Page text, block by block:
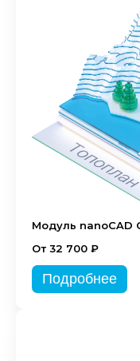
Модуль nanoCAD
От 32 700 ₽
Подробнее